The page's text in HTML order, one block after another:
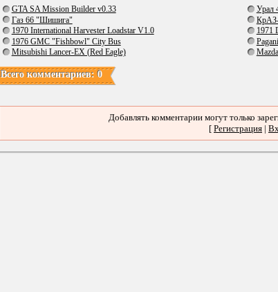
GTA SA Mission Builder v0.33
Урал
Газ 66 "Шишига"
1970 International Harvester Loadstar V1.0
1971
1976 GMC "Fishbowl" City Bus
Mitsubishi Lancer-EX (Red Eagle)
Всего комментариев: 0
Добавлять комментарии могут только
[ Регистрация |